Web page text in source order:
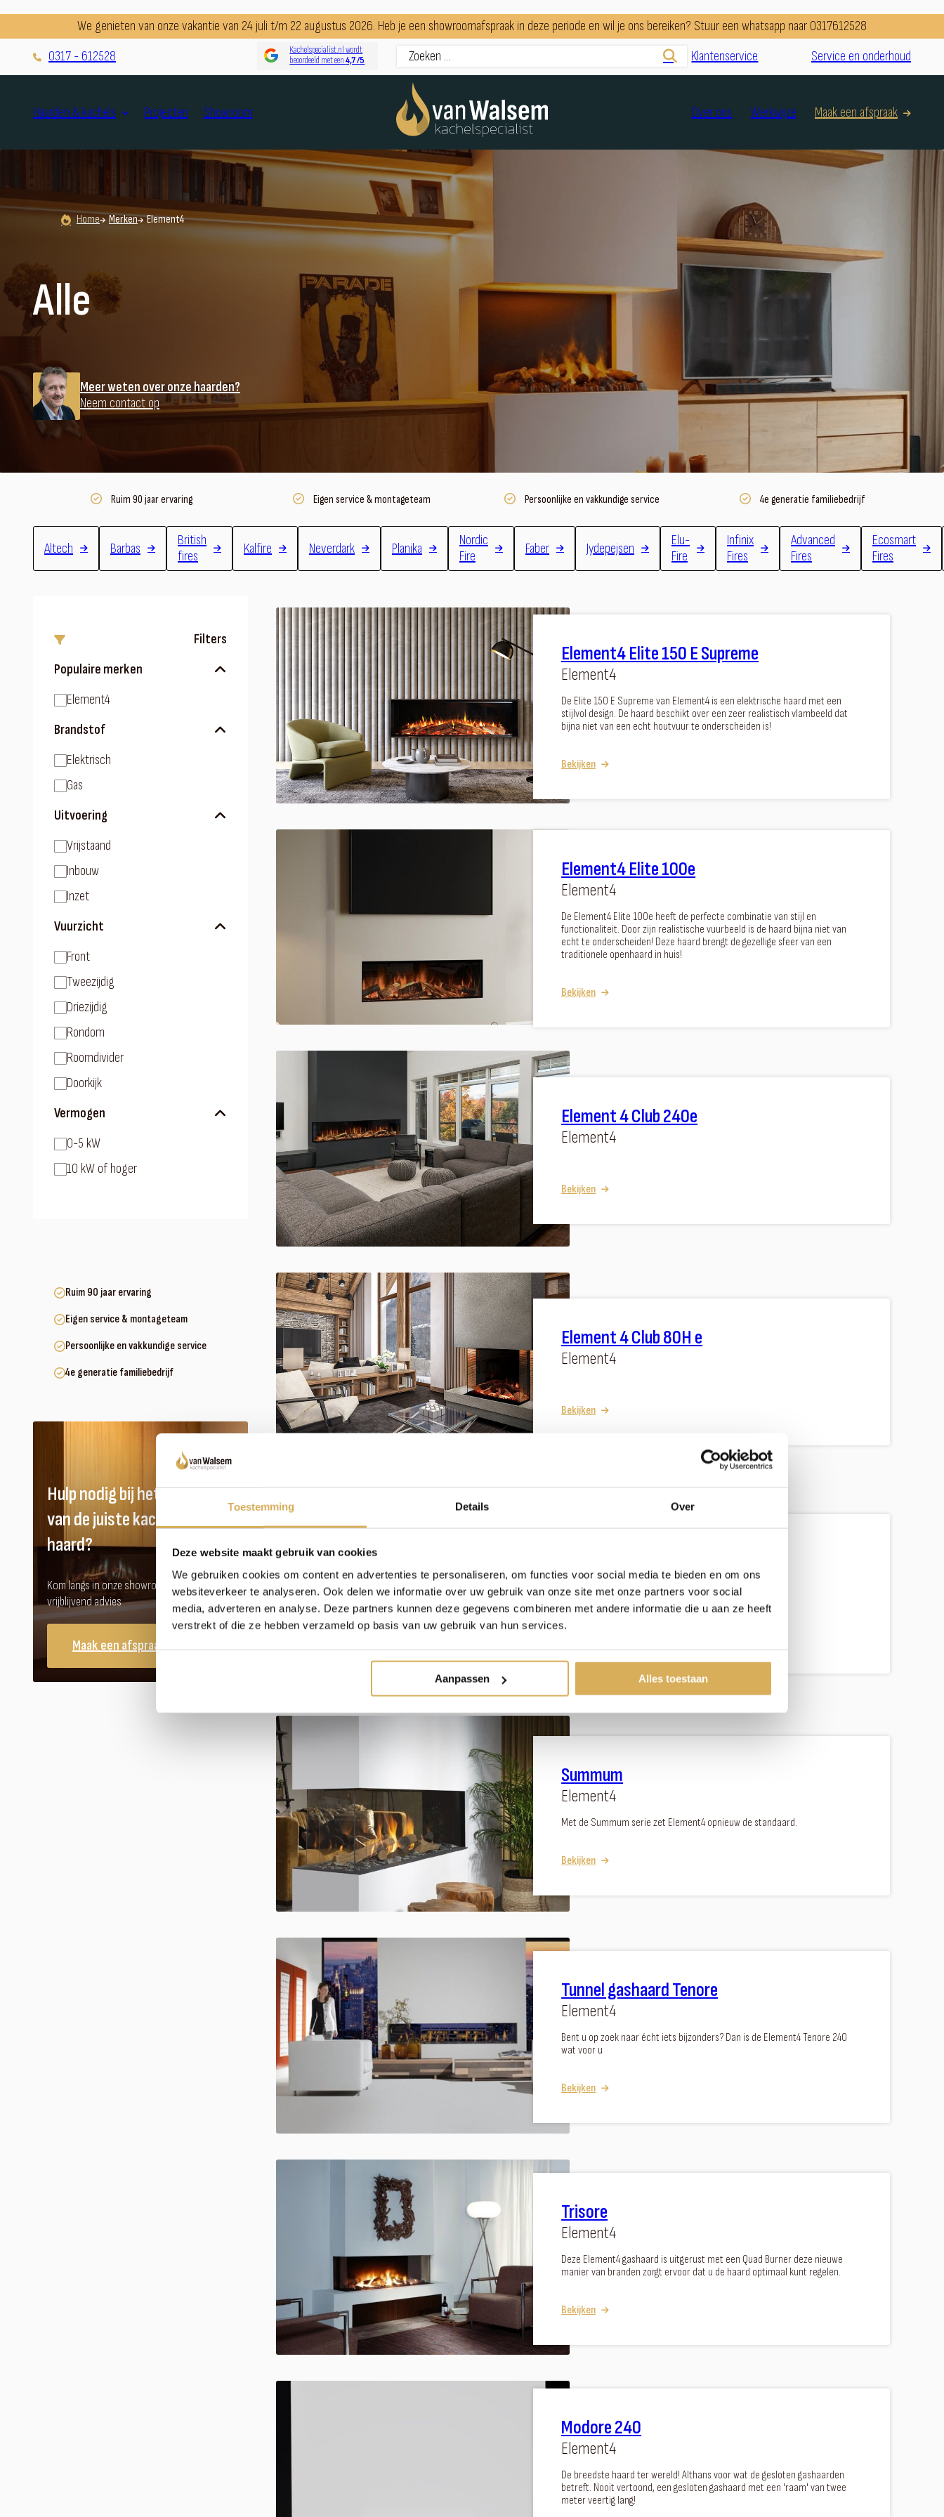
Toestemming Details Over
Deze website maakt gebruik van cookies
We gebruiken cookies om content en advertenties te personaliseren, om functies voor social media te bieden en om ons
websiteverkeer te analyseren. Ook delen we informatie over uw gebruik van onze site met onze partners voor social
media, adverteren en analyse. Deze partners kunnen deze gegevens combineren met andere informatie die u aan ze heeft
verstrekt of die ze hebben verzameld op basis van uw gebruik van hun services.
Aanpassen Alles toestaan
We genieten van onze vakantie van 24 juli t/m 22 augustus 2026. Heb je een showroomafspraak in deze periode en wil je ons bereiken? Stuur een whatsapp naar 0317612528
0317 - 612528
Kachelspecialist.nl wordt
beoordeeld met een4,7 /5 Klantenservice Service en onderhoud
Haarden & kachels Projecten Showroom Over ons Werkwijze Maak een afspraak
Home Merken Element4
Alle
Meer weten over onze haarden?
Neem contact op
Ruim 90 jaar ervaring Eigen service & montageteam Persoonlijke en vakkundige service 4e generatie familiebedrijf
Altech Barbas
British
fires
Kalfire Neverdark Planika
Nordic
Fire
Faber Jydepejsen
Elu-
Fire
Infinix
Fires
Advanced
Fires
Ecosmart
Fires
Filters
Populaire merken
Element4
Brandstof
Elektrisch
Gas
Uitvoering
Vrijstaand
Inbouw
Inzet
Vuurzicht
Front
Tweezijdig
Driezijdig
Rondom
Roomdivider
Doorkijk
Vermogen
0-5 kW
10 kW of hoger
Ruim 90 jaar ervaring
Eigen service & montageteam
Persoonlijke en vakkundige service
4e generatie familiebedrijf
Hulp nodig bij het vinden
van de juiste kachel of
haard?
Kom langs in onze showroom voor
vrijblijvend advies
Maak een afspraak
Element4 Elite 150 E Supreme
Element4
De Elite 150 E Supreme van Element4 is een elektrische haard met een
stijlvol design. De haard beschikt over een zeer realistisch vlambeeld dat
bijna niet van een echt houtvuur te onderscheiden is!
Bekijken
Element4 Elite 100e
Element4
De Element4 Elite 100e heeft de perfecte combinatie van stijl en
functionaliteit. Door zijn realistische vuurbeeld is de haard bijna niet van
echt te onderscheiden! Deze haard brengt de gezellige sfeer van een
traditionele openhaard in huis!
Bekijken
Element 4 Club 240e
Element4
Bekijken
Element 4 Club 80H e
Element4
Bekijken
Element4
Dit nieuwe model is de top van de gashaarden!
Summum
Element4
Met de Summum serie zet Element4 opnieuw de standaard.
Bekijken
Tunnel gashaard Tenore
Element4
Bent u op zoek naar écht iets bijzonders? Dan is de Element4 Tenore 240
wat voor u
Bekijken
Trisore
Element4
Deze Element4 gashaard is uitgerust met een Quad Burner deze nieuwe
manier van branden zorgt ervoor dat u de haard optimaal kunt regelen.
Bekijken
Modore 240
Element4
De breedste haard ter wereld! Althans voor wat de gesloten gashaarden
betreft. Nooit vertoond, een gesloten gashaard met een 'raam' van twee
meter veertig lang!